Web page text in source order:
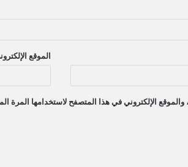
الموقع
الإلكتروني في هذا المتصفح لاستخدامها المرة